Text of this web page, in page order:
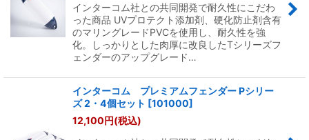
インターコム社との共同開発で耐久性にこだわ
った商品 UVプロテクト添加剤、硬化防止剤含有
のマリングレードPVCを使用し、耐久性を強
化。しっかりとした肉厚に改良したTシリーズフ
ェンダーのアップグレード…
インターコム プレミアムフェンダー Pシリー
ズ 2・4個セット [101000]
12,100円(税込)